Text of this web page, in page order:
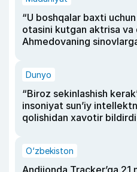
“U boshqalar baxti
otasini kutgan aktrisa va
Ahmedovaning
Dunyo
“Biroz sekinlashish
insoniyat sun’iy
qolishidan xavotir bildirdi
O‘zbekiston
Andijonda Tracker’ga 21